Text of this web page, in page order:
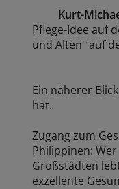
Kurt-
Pflege-Idee auf
und Alten" auf
Ein näherer
hat.
Zugang zum
Philippinen:
Großstädten
exzellente